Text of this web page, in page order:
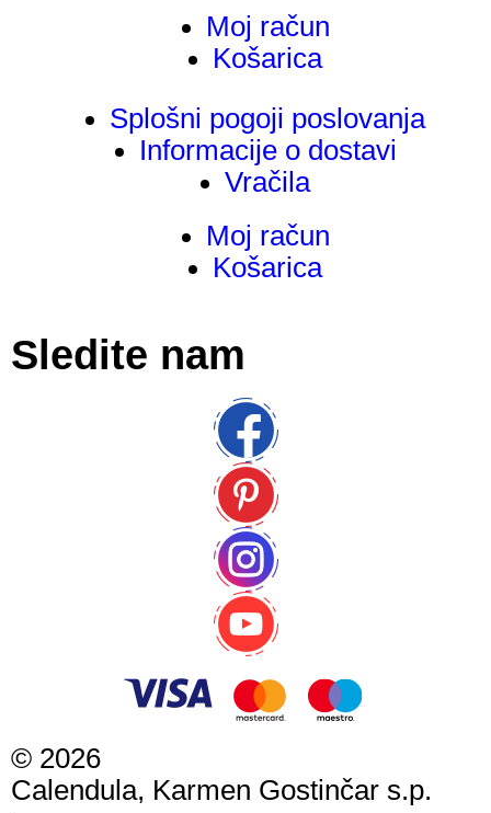
Moj račun
Košarica
Splošni pogoji poslovanja
Informacije o dostavi
Vračila
Moj račun
Košarica
Sledite nam
© 2026
Calendula, Karmen Gostinčar s.p.